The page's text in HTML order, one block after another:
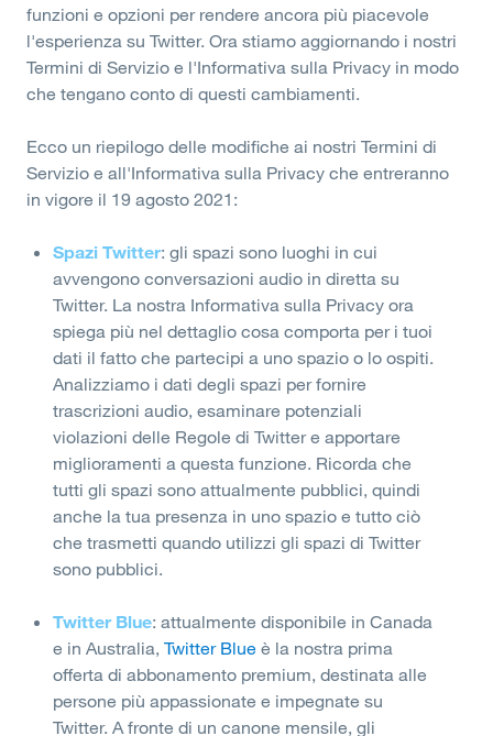
funzioni e opzioni per rendere ancora più piacevole
l'esperienza su Twitter. Ora stiamo aggiornando i nostri
Termini di Servizio e l'Informativa sulla Privacy in modo
che tengano conto di questi cambiamenti.
Ecco un riepilogo delle modifiche ai nostri Termini di
Servizio e all'Informativa sulla Privacy che entreranno
in vigore il 19 agosto 2021:
Spazi Twitter: gli spazi sono luoghi in cui
avvengono conversazioni audio in diretta su
Twitter. La nostra Informativa sulla Privacy ora
spiega più nel dettaglio cosa comporta per i tuoi
dati il fatto che partecipi a uno spazio o lo ospiti.
Analizziamo i dati degli spazi per fornire
trascrizioni audio, esaminare potenziali
violazioni delle Regole di Twitter e apportare
miglioramenti a questa funzione. Ricorda che
tutti gli spazi sono attualmente pubblici, quindi
anche la tua presenza in uno spazio e tutto ciò
che trasmetti quando utilizzi gli spazi di Twitter
sono pubblici.
Twitter Blue: attualmente disponibile in Canada
e in Australia, Twitter Blue è la nostra prima
offerta di abbonamento premium, destinata alle
persone più appassionate e impegnate su
Twitter. A fronte di un canone mensile, gli